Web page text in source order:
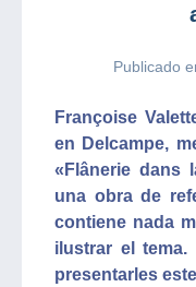
Publicado
Françoise
en Delcampe,
«Flânerie dans
una obra de
contiene nada
ilustrar el tema.
presentarles